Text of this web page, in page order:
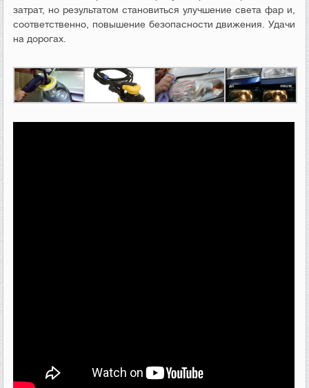
затрат, но результатом становиться улучшение света фар и,
соответственно, повышение безопасности движения. Удачи
на дорогах.